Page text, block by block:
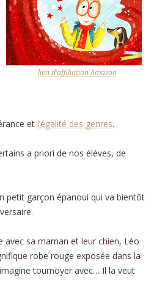
lien d’affiliation Amazon
et l’égalité des genres.
a priori de nos élèves, de
petit garçon épanoui qui va bientôt
avec sa maman et leur chien, Léo
robe rouge exposée dans la
tournoyer avec… Il la veut